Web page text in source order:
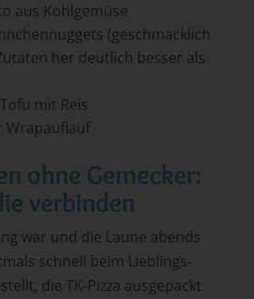
aus Kohlgemüse
(geschmacklich
her deutlich besser als
mit Reis
Wrapauflauf
ohne Gemecker:
verbinden
war und die Laune abends
schnell beim Lieblings-
die TK-Pizza ausgepackt